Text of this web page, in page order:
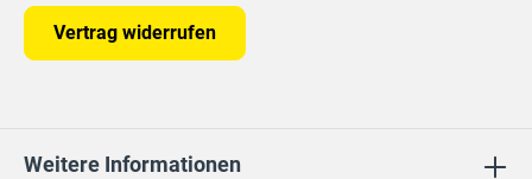
Vertrag widerrufen
Weitere Informationen